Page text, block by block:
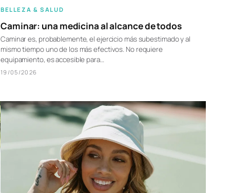
BELLEZA & SALUD
Caminar: una medicina al alcance de todos
Caminar es, probablemente, el ejercicio más subestimado y al
mismo tiempo uno de los más efectivos. No requiere
equipamiento, es accesible para…
19/05/2026